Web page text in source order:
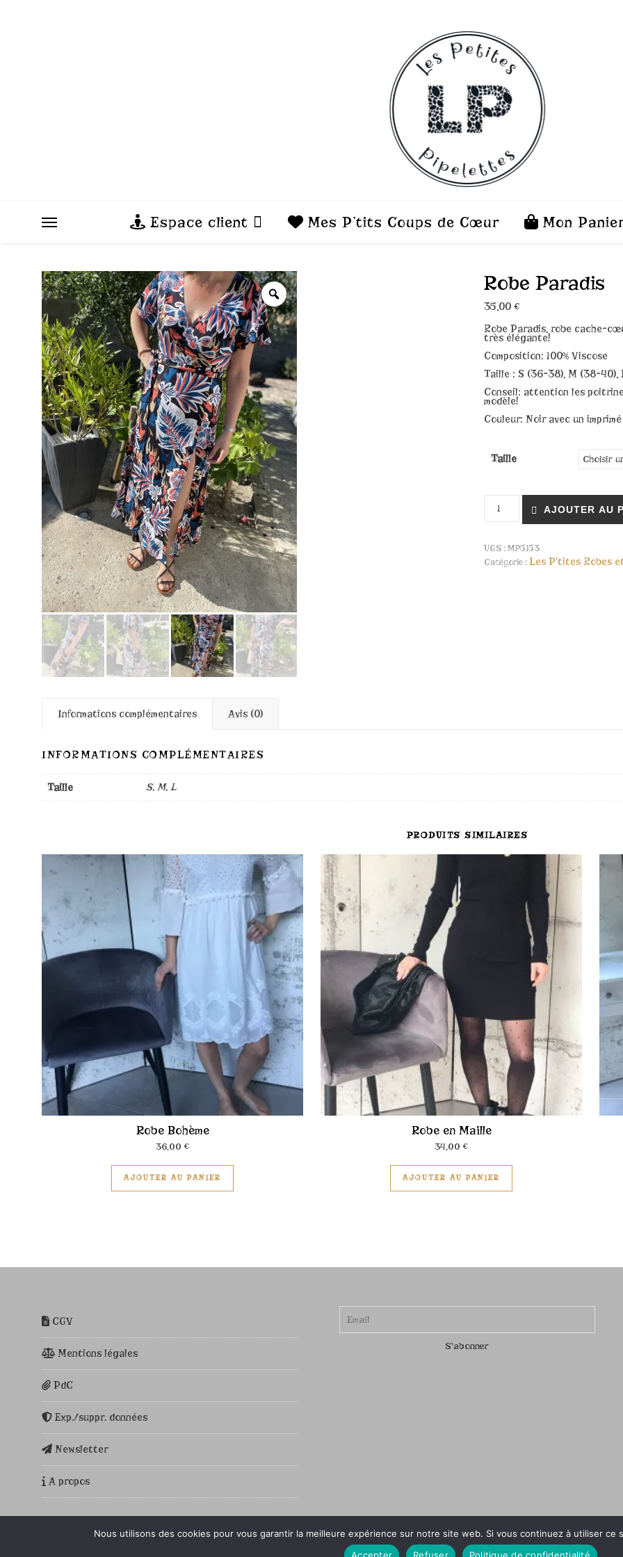
Espace client Mes P’tits Coups de Cœur Mon
Robe Paradis
35,00€
Robe Paradis,robe cache-
très élégante!
Composition: 100% Viscose
Taille : S (36-38), M (38-40),
Conseil: attention les
modèle!
Couleur: Noir avec un
Taille
AJOUTER AU
UGS :MP5153
Catégorie :Les P'tites Robes
Informations complémentaires Avis (0)
INFORMATIONS COMPLÉMENTAIRES
Taille S, M, L
PRODUITS SIMILAIRES
Robe Bohème
36,00€
AJOUTER AU PANIER
Robe en Maille
34,00€
AJOUTER AU PANIER
CGV
Mentions légales
PdC
Exp./suppr. données
Newsletter
A propos
Nous utilisons des cookies pour vous garantir la meilleure expérience sur notre site web. Si vous continuez à utiliser
Accepter
Refuser Politique de confidentialité